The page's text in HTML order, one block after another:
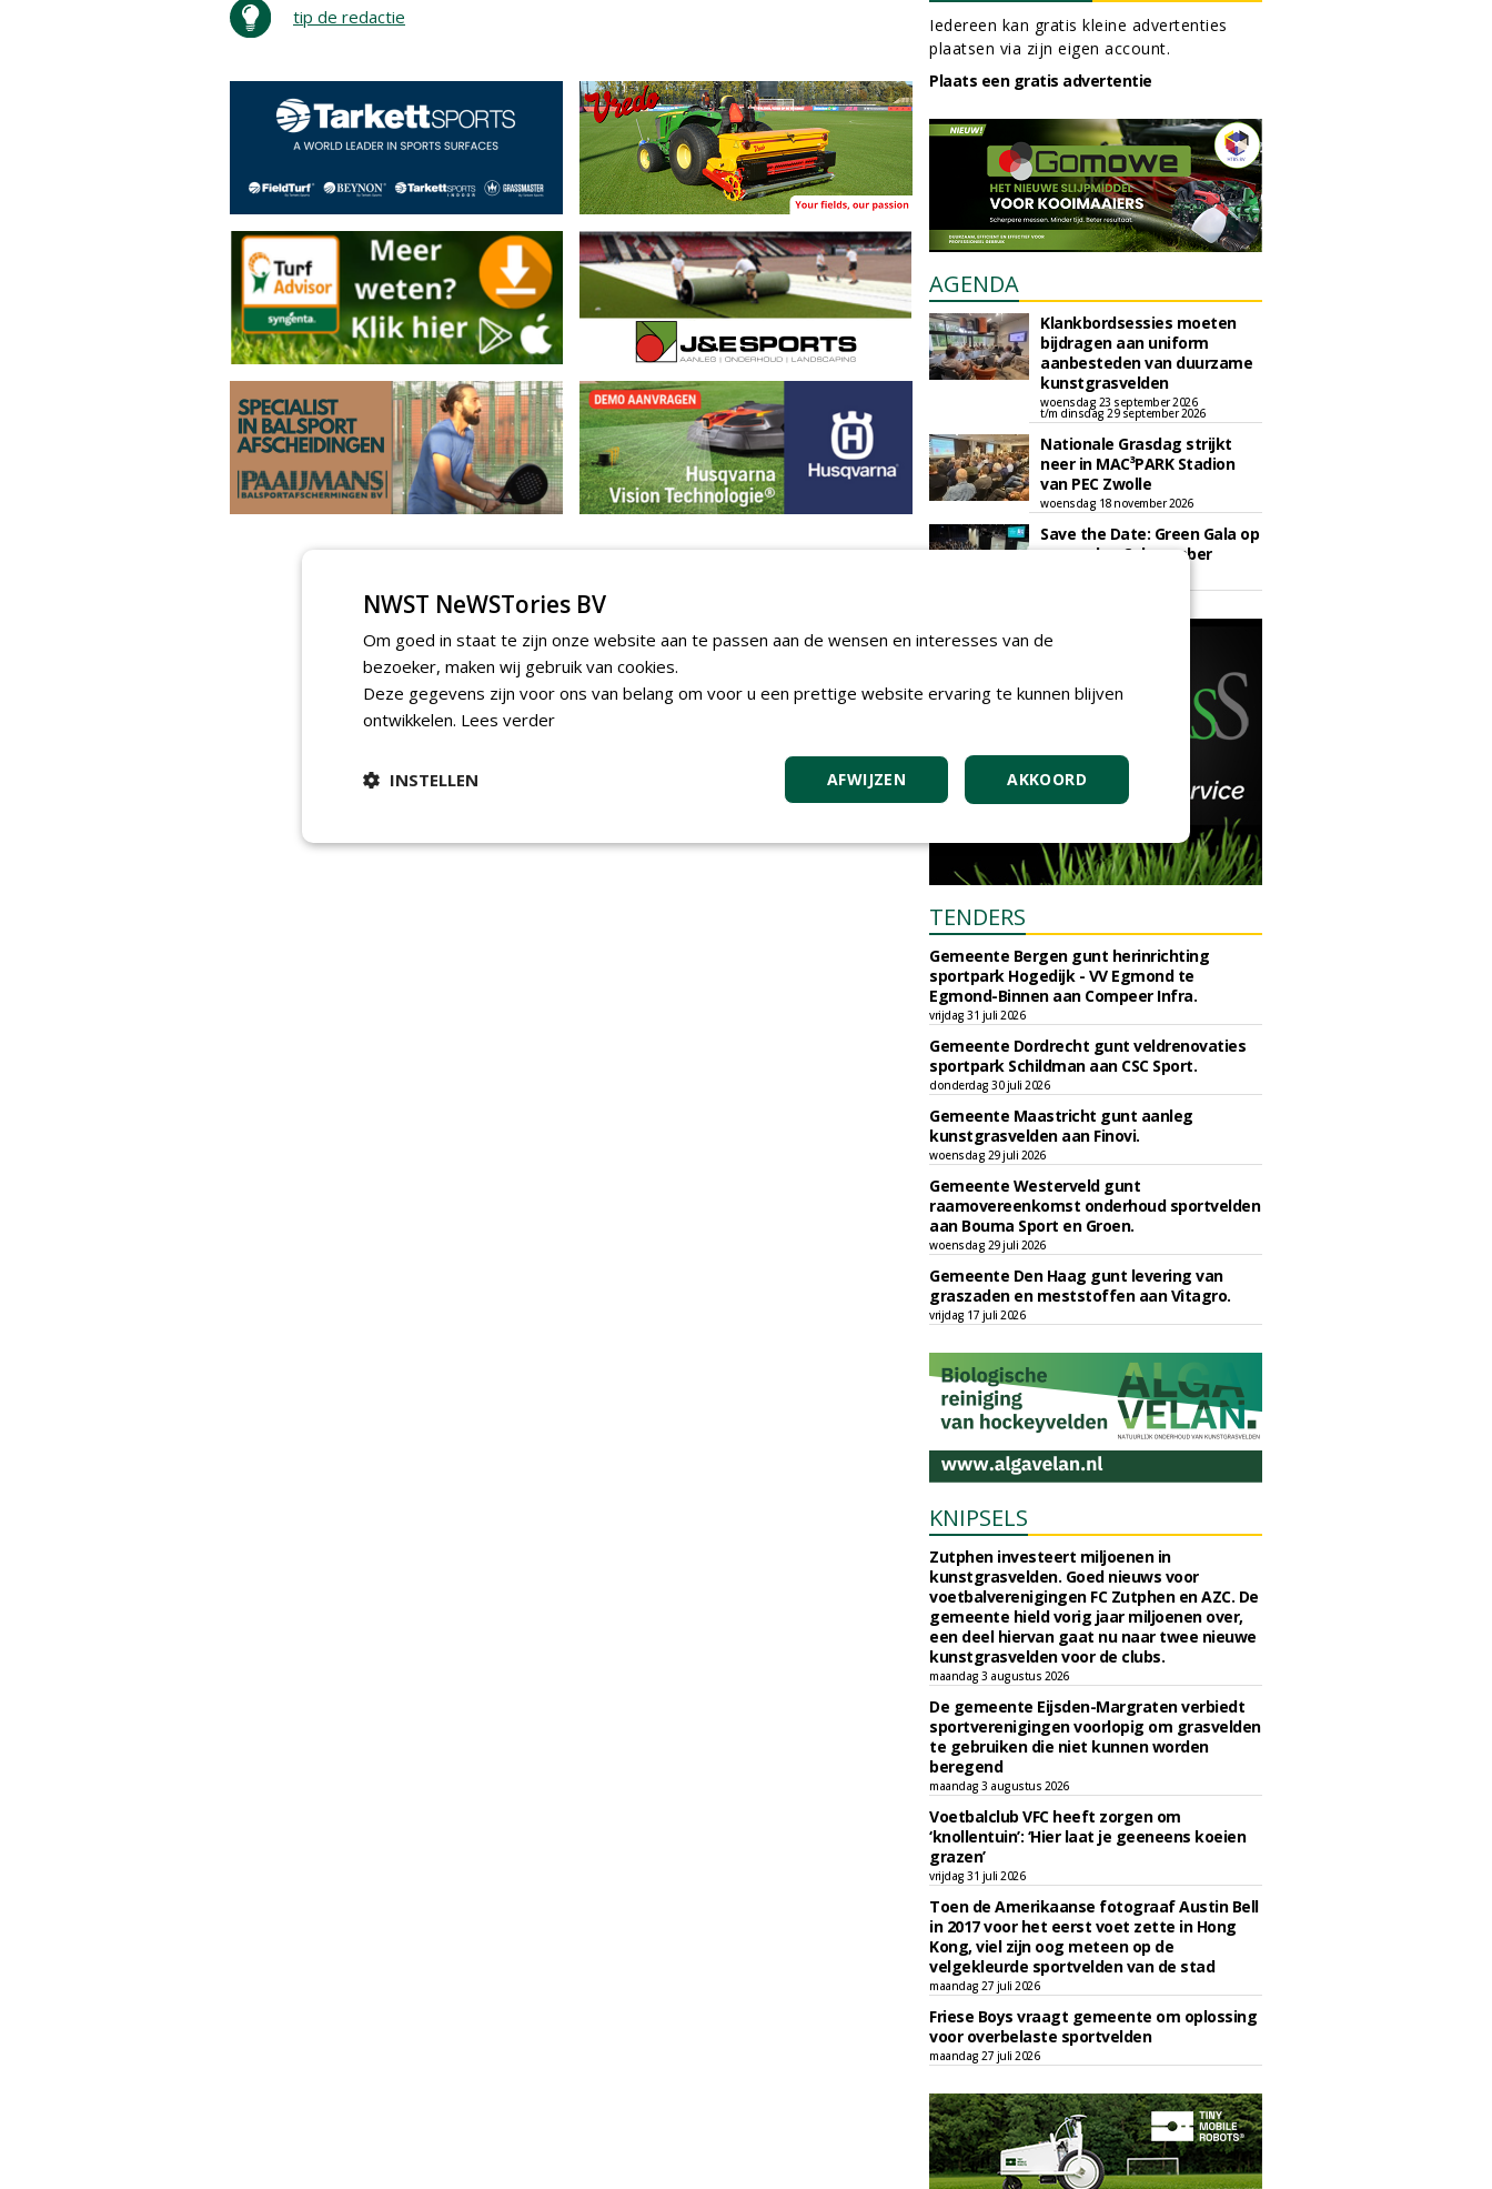
tip de redactie
Iedereen kan gratis kleine advertenties
plaatsen via zijn eigen account.
Plaats een gratis advertentie
AGENDA
Klankbordsessies moeten
bijdragen aan uniform
aanbesteden van duurzame
kunstgrasvelden
woensdag 23 september 2026
t/m dinsdag 29 september 2026
Nationale Grasdag strijkt
neer in MAC³PARK Stadion
van PEC Zwolle
woensdag 18 november 2026
Save the Date: Green Gala op
woensdag 2 december
TENDERS
Gemeente Bergen gunt herinrichting
sportpark Hogedijk - VV Egmond te
Egmond-Binnen aan Compeer Infra.
vrijdag 31 juli 2026
Gemeente Dordrecht gunt veldrenovaties
sportpark Schildman aan CSC Sport.
donderdag 30 juli 2026
Gemeente Maastricht gunt aanleg
kunstgrasvelden aan Finovi.
woensdag 29 juli 2026
Gemeente Westerveld gunt
raamovereenkomst onderhoud sportvelden
aan Bouma Sport en Groen.
woensdag 29 juli 2026
Gemeente Den Haag gunt levering van
graszaden en meststoffen aan Vitagro.
vrijdag 17 juli 2026
KNIPSELS
Zutphen investeert miljoenen in
kunstgrasvelden. Goed nieuws voor
voetbalverenigingen FC Zutphen en AZC. De
gemeente hield vorig jaar miljoenen over,
een deel hiervan gaat nu naar twee nieuwe
kunstgrasvelden voor de clubs.
maandag 3 augustus 2026
De gemeente Eijsden-Margraten verbiedt
sportverenigingen voorlopig om grasvelden
te gebruiken die niet kunnen worden
beregend
maandag 3 augustus 2026
Voetbalclub VFC heeft zorgen om
‘knollentuin’: ‘Hier laat je geeneens koeien
grazen’
vrijdag 31 juli 2026
Toen de Amerikaanse fotograaf Austin Bell
in 2017 voor het eerst voet zette in Hong
Kong, viel zijn oog meteen op de
velgekleurde sportvelden van de stad
maandag 27 juli 2026
Friese Boys vraagt gemeente om oplossing
voor overbelaste sportvelden
maandag 27 juli 2026
NWST NeWSTories BV
Om goed in staat te zijn onze website aan te passen aan de wensen en interesses van de
bezoeker, maken wij gebruik van cookies.
Deze gegevens zijn voor ons van belang om voor u een prettige website ervaring te kunnen blijven
ontwikkelen. Lees verder
AKKOORD
AFWIJZEN
INSTELLEN